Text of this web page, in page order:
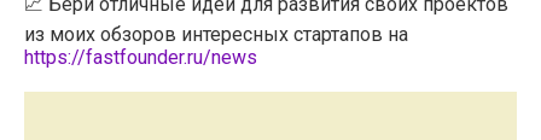
из моих обзоров интересных стартапов на
https://fastfounder.ru/news